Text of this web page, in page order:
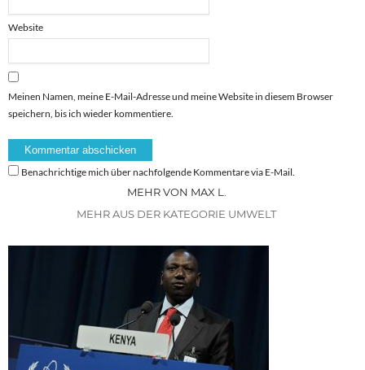
Website
Meinen Namen, meine E-Mail-Adresse und meine Website in diesem Browser
speichern, bis ich wieder kommentiere.
Benachrichtige mich über nachfolgende Kommentare via E-Mail.
MEHR VON MAX L.
MEHR AUS DER KATEGORIE UMWELT